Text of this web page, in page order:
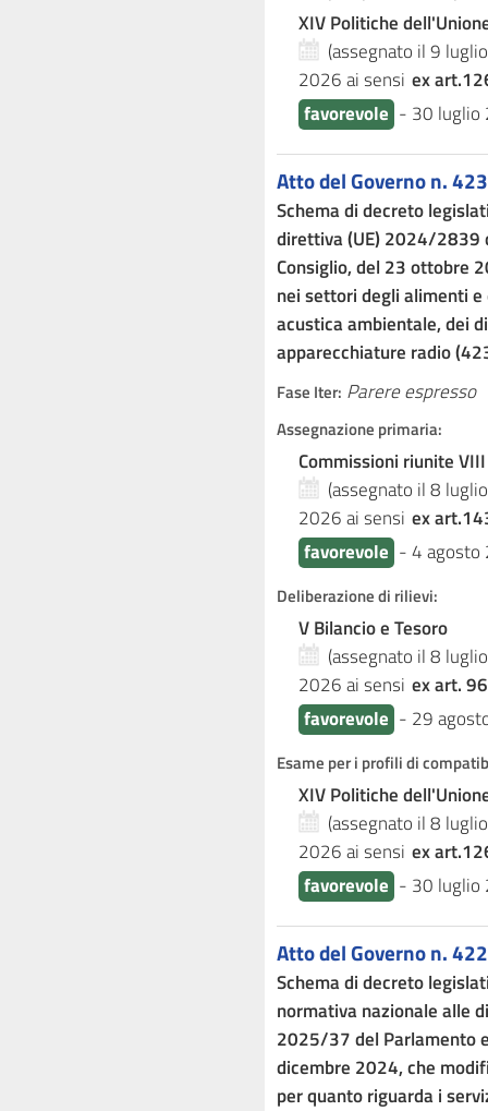
XIV Politiche
(assegnato il 9
2026ai sensi ex
favorevole - 30 luglio
Atto del Governo n. 423
Schema di decreto
direttiva (UE) 2024/2839
Consiglio, del 23 ottobre
nei settori degli alimenti
acustica ambientale, dei
apparecchiature radio
Fase Iter: Parere espresso
Assegnazione primaria:
Commissioni riunite
(assegnato il 8
2026ai sensi ex
favorevole -4 agosto
Deliberazione di rilievi:
V Bilancio e Tesoro
(assegnato il 8
2026ai sensi ex art.
favorevole - 29
Esame per i profili di
XIV Politiche
(assegnato il 8
2026ai sensi ex
favorevole - 30 luglio
Atto del Governo n. 422
Schema di decreto
normativa nazionale alle
2025/37 del Parlamento
dicembre 2024, che
per quanto riguarda i